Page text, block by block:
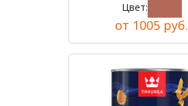
Цвет:
от 1005 руб.